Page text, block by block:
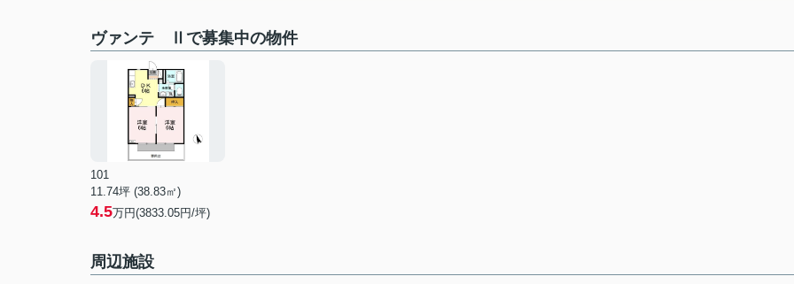
ヴァンテ Ⅱで募集中の物件
101
11.74坪 (38.83㎡)
4.5万円(3833.05円/坪)
周辺施設